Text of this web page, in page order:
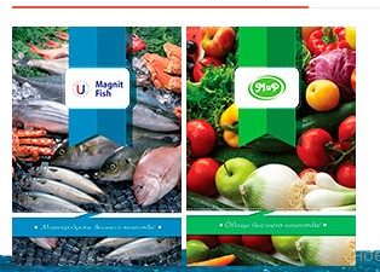
Copyright © 2026 |